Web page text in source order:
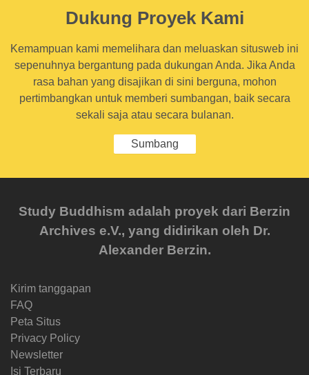
Dukung Proyek Kami
Kemampuan kami memelihara dan meluaskan situsweb ini
sepenuhnya bergantung pada dukungan Anda. Jika Anda
rasa bahan yang disajikan di sini berguna, mohon
pertimbangkan untuk memberi sumbangan, baik secara
sekali saja atau secara bulanan.
Sumbang
Study Buddhism adalah proyek dari Berzin
Archives e.V., yang didirikan oleh Dr.
Alexander Berzin.
Kirim tanggapan
FAQ
Peta Situs
Privacy Policy
Newsletter
Isi Terbaru